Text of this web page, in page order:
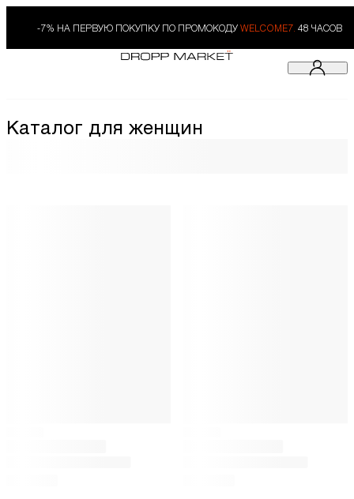
-7% НА ПЕРВУЮ ПОКУПКУ ПО ПРОМОКОДУ WELCOME7. 48 ЧАСОВ
Каталог для женщин